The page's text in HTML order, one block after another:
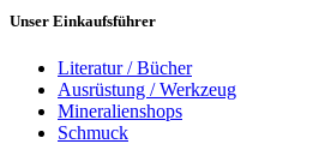
Unser Einkaufsführer
Literatur / Bücher
Ausrüstung / Werkzeug
Mineralienshops
Schmuck